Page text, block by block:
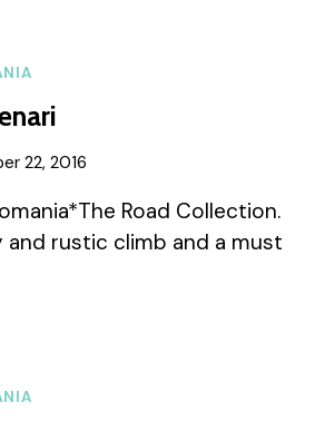
22, 2016
Road Collection.
and rustic climb and a must